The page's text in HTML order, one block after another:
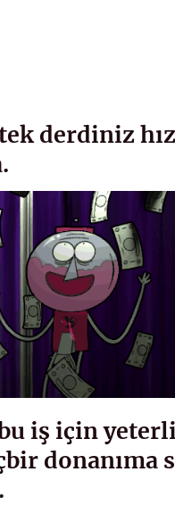
derdiniz
iş için
donanıma